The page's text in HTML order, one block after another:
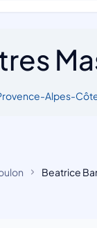
Alpes-
Beatrice